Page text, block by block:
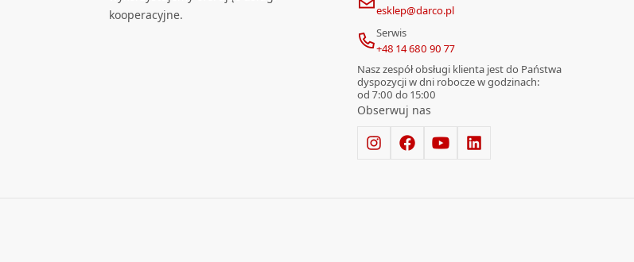
kooperacyjne.
esklep@darco.pl
Serwis
+48 14 680 90 77
Nasz zespół obsługi klienta jest do Państwa
dyspozycji w dni robocze w godzinach:
od 7:00 do 15:00
Obserwuj nas